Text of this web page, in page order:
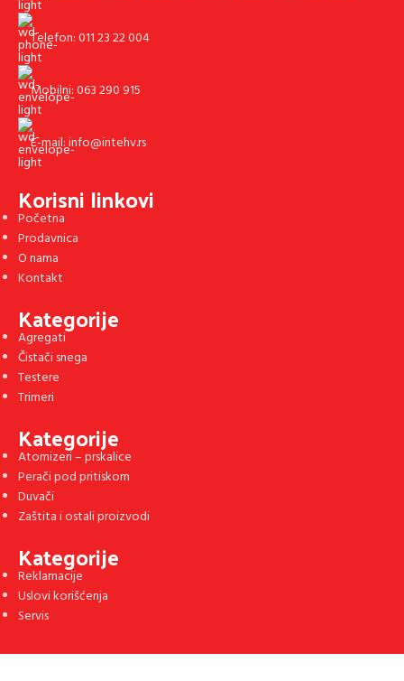
Telefon: 011 23 22 004
Mobilni: 063 290 915
E-mail: info@intehv.rs
Korisni linkovi
Početna
Prodavnica
O nama
Kontakt
Kategorije
Agregati
Čistači snega
Testere
Trimeri
Kategorije
Atomizeri – prskalice
Perači pod pritiskom
Duvači
Zaštita i ostali proizvodi
Kategorije
Reklamacije
Uslovi korišćenja
Servis